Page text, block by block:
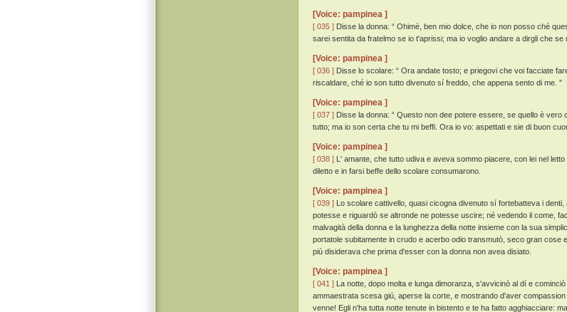
[Voice: pampinea ]
[ 035 ] Disse la donna: “ Ohimè, ben mio dolce, che io non posso ché
sarei sentita da fratelmo se io t'aprissi; ma io voglio andare a dirgli che
[Voice: pampinea ]
[ 036 ] Disse lo scolare: “ Ora andate tosto; e priegovi che voi facciate
riscaldare, ché io son tutto divenuto sí freddo, che appena sento di me. ”
[Voice: pampinea ]
[ 037 ] Disse la donna: “ Questo non dee potere essere, se quello è
tutto; ma io son certa che tu mi beffi. Ora io vo: aspettati e sie di buon
[Voice: pampinea ]
[ 038 ] L' amante, che tutto udiva e aveva sommo piacere, con lei nel
diletto e in farsi beffe dello scolare consumarono.
[Voice: pampinea ]
[ 039 ] Lo scolare cattivello, quasi cicogna divenuto sí fortebatteva i
potesse e riguardò se altronde ne potesse uscire; né vedendo il come,
malvagità della donna e la lunghezza della notte insieme con la sua
portatole subitamente in crudo e acerbo odio transmutò, seco gran cose
piú disiderava che prima d'esser con la donna non avea disiato.
[Voice: pampinea ]
[ 041 ] La notte, dopo molta e lunga dimoranza, s'avvicinò al dí e
ammaestrata scesa giú, aperse la corte, e mostrando d'aver
venne! Egli n'ha tutta notte tenute in bistento e te ha fatto agghiacciare: